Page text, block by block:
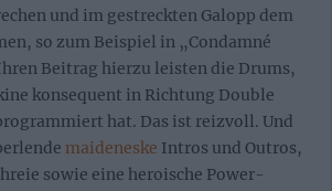
und im gestreckten Galopp dem
so zum Beispiel in „Condamné
Beitrag hierzu leisten die Drums,
konsequent in Richtung Double
hat. Das ist reizvoll. Und
maideneske Intros und Outros,
sowie eine heroische Power-